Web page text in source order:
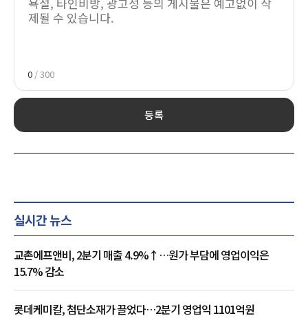
0 / 300
등록
실시간 뉴스
교촌에프앤비, 2분기 매출 4.9%↑…원가 부담에 영업이익은
15.7% 감소
롯데케미칼, 첨단소재가 끌었다…2분기 영업익 1101억원